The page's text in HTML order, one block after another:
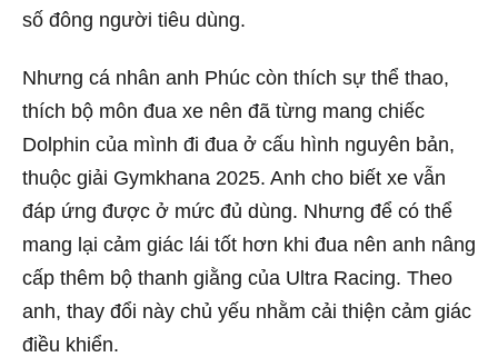
số đông người tiêu dùng.
Nhưng cá nhân anh Phúc còn thích sự thể thao,
thích bộ môn đua xe nên đã từng mang chiếc
Dolphin của mình đi đua ở cấu hình nguyên bản,
thuộc giải Gymkhana 2025. Anh cho biết xe vẫn
đáp ứng được ở mức đủ dùng. Nhưng để có thể
mang lại cảm giác lái tốt hơn khi đua nên anh nâng
cấp thêm bộ thanh giằng của Ultra Racing. Theo
anh, thay đổi này chủ yếu nhằm cải thiện cảm giác
điều khiển.